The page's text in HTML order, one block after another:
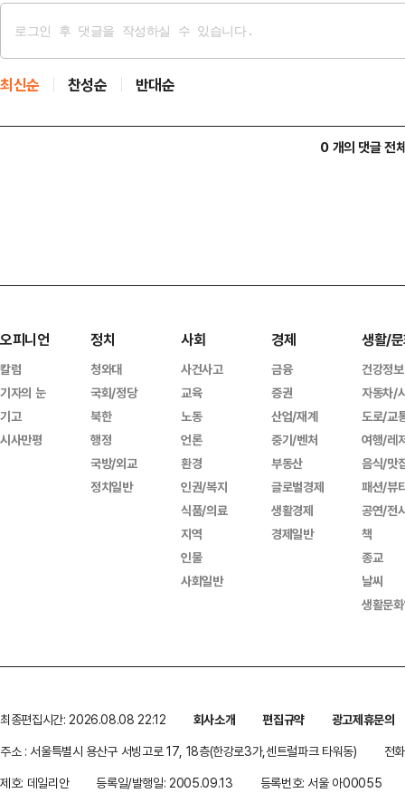
최신순 찬성순 반대순
0 개의 댓글 전
오피니언
칼럼
기자의 눈
기고
시사만평
정치
청와대
국회/정당
북한
행정
국방/외교
정치일반
사회
사건사고
교육
노동
언론
환경
인권/복지
식품/의료
지역
인물
사회일반
경제
금융
증권
산업/재계
중기/벤처
부동산
글로벌경제
생활경제
경제일반
생활/
건강정보
자동차/
도로/교
여행/레
음식/맛
패션/뷰
공연/전
책
종교
날씨
생활문
최종편집시간: 2026.08.08 22:12 회사소개 편집규약
광고제휴문의
주소 : 서울특별시 용산구 서빙고로 17, 18층(한강로3가,센트럴파크 타워동)
전
제호: 데일리안
등록일/발행일: 2005.09.13 등록번호: 서울 아00055